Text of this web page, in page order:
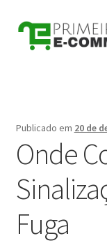
Pular
para
Pular
para
Publicado em 20 de
Onde
Fuga